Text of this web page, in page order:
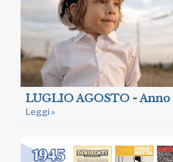
LUGLIO AGOSTO -
Leggi »